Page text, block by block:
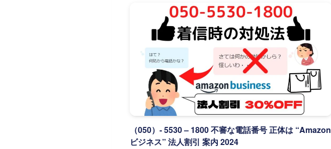
（050）- 5530 – 1800 不審な電話番号 正体は “Amazon
ビジネス” 法人割引 案内 2024